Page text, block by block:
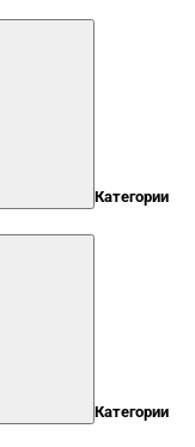
Категории
Категории